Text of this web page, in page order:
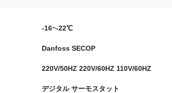
-16~-22℃
Danfoss SECOP
220V/50HZ 220V/60HZ 110V/60HZ
デジタル サーモスタット